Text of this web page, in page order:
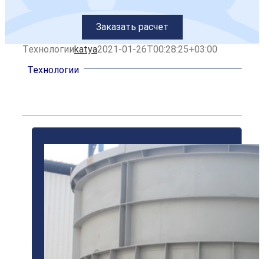
Заказать расчет
Технологииkatya2021-01-26T00:28:25+03:00
Технологии
ПОДРОБНЕЕ